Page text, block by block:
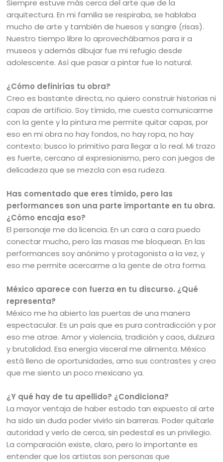
Siempre estuve más cerca del arte que de la
arquitectura. En mi familia se respiraba, se hablaba
mucho de arte y también de huesos y sangre (risas).
Nuestro tiempo libre lo aprovechábamos para ir a
museos y además dibujar fue mi refugio desde
adolescente. Así que pasar a pintar fue lo natural.
¿Cómo definirías tu obra?
Creo es bastante directa, no quiero construir historias ni
capas de artificio. Soy tímido, me cuesta comunicarme
con la gente y la pintura me permite quitar capas, por
eso en mi obra no hay fondos, no hay ropa, no hay
contexto: busco lo primitivo para llegar a lo real. Mi trazo
es fuerte, cercano al expresionismo, pero con juegos de
delicadeza que se mezcla con esa rudeza.
Has comentado que eres tímido, pero las
performances son una parte importante en tu obra.
¿Cómo encaja eso?
El personaje me da licencia. En un cara a cara puedo
conectar mucho, pero las masas me bloquean. En las
performances soy anónimo y protagonista a la vez, y
eso me permite acercarme a la gente de otra forma.
México aparece con fuerza en tu discurso. ¿Qué
representa?
México me ha abierto las puertas de una manera
espectacular. Es un país que es pura contradicción y por
eso me atrae. Amor y violencia, tradición y caos, dulzura
y brutalidad. Esa energía visceral me alimenta. México
está lleno de oportunidades, amo sus contrastes y creo
que me siento un poco mexicano ya.
¿Y qué hay de tu apellido? ¿Condiciona?
La mayor ventaja de haber estado tan expuesto al arte
ha sido sin duda poder vivirlo sin barreras. Poder quitarle
autoridad y verlo de cerca, sin pedestal es un privilegio.
La comparación existe, claro, pero lo importante es
entender que los artistas son personas que